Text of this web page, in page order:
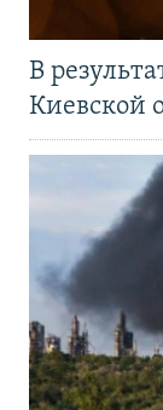
В
Киевской